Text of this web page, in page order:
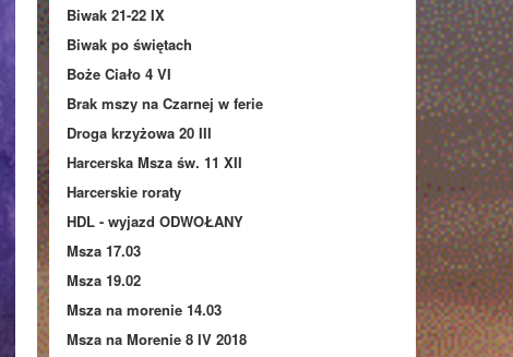
Biwak 21-22 IX
Biwak po świętach
Boże Ciało 4 VI
Brak mszy na Czarnej w ferie
Droga krzyżowa 20 III
Harcerska Msza św. 11 XII
Harcerskie roraty
HDL - wyjazd ODWOŁANY
Msza 17.03
Msza 19.02
Msza na morenie 14.03
Msza na Morenie 8 IV 2018